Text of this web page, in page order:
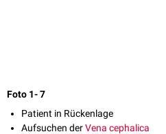
Foto 1- 7
Patient in Rückenlage
Aufsuchen derVena cephalica